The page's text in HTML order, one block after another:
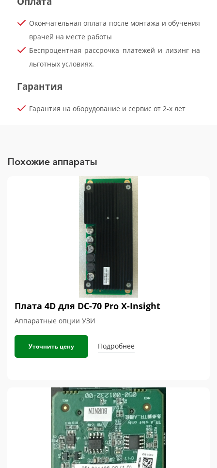
Окончательная оплата после монтажа и обучения
врачей на месте работы
Беспроцентная рассрочка платежей и лизинг на
льготных условиях.
Гарантия
Гарантия на оборудование и сервис от 2-х лет
Похожие аппараты
Плата 4D для DC-70 Pro X-Insight
Аппаратные опции УЗИ
Уточнить цену Подробнее